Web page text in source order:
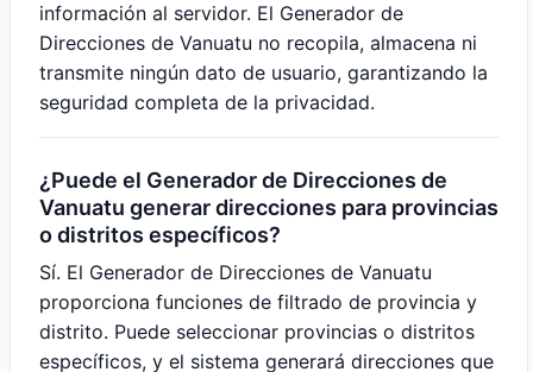
información al servidor. El Generador de
Direcciones de Vanuatu no recopila, almacena ni
transmite ningún dato de usuario, garantizando la
seguridad completa de la privacidad.
¿Puede el Generador de Direcciones de
Vanuatu generar direcciones para provincias
o distritos específicos?
Sí. El Generador de Direcciones de Vanuatu
proporciona funciones de filtrado de provincia y
distrito. Puede seleccionar provincias o distritos
específicos, y el sistema generará direcciones que